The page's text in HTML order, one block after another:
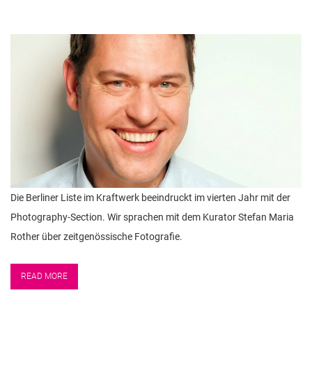
Die Berliner Liste im Kraftwerk beeindruckt im vierten Jahr mit der
Photography-Section. Wir sprachen mit dem Kurator Stefan Maria
Rother über zeitgenössische Fotografie.
READ MORE